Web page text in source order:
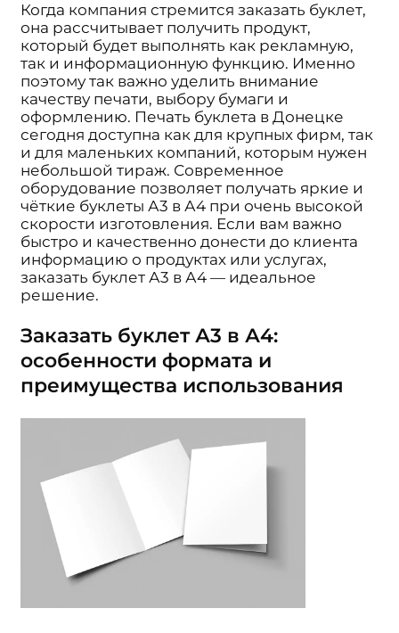
Когда компания стремится заказать буклет,
она рассчитывает получить продукт,
который будет выполнять как рекламную,
так и информационную функцию. Именно
поэтому так важно уделить внимание
качеству печати, выбору бумаги и
оформлению. Печать буклета в Донецке
сегодня доступна как для крупных фирм, так
и для маленьких компаний, которым нужен
небольшой тираж. Современное
оборудование позволяет получать яркие и
чёткие буклеты А3 в А4 при очень высокой
скорости изготовления. Если вам важно
быстро и качественно донести до клиента
информацию о продуктах или услугах,
заказать буклет А3 в А4 — идеальное
решение.
Заказать буклет А3 в А4:
особенности формата и
преимущества использования